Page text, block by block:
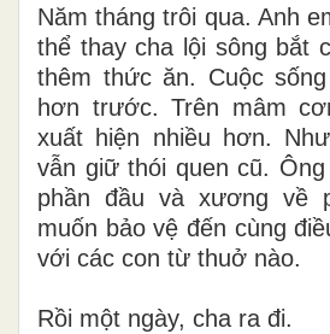
Năm tháng trôi qua. Anh
thể thay cha lội sông bắt
thêm thức ăn. Cuộc
hơn trước. Trên mâm
xuất hiện nhiều hơn.
vẫn giữ thói quen cũ.
phần đầu và xương về
muốn bảo vệ đến cùng
với các con từ thuở nào.
Rồi một ngày, cha ra đi.